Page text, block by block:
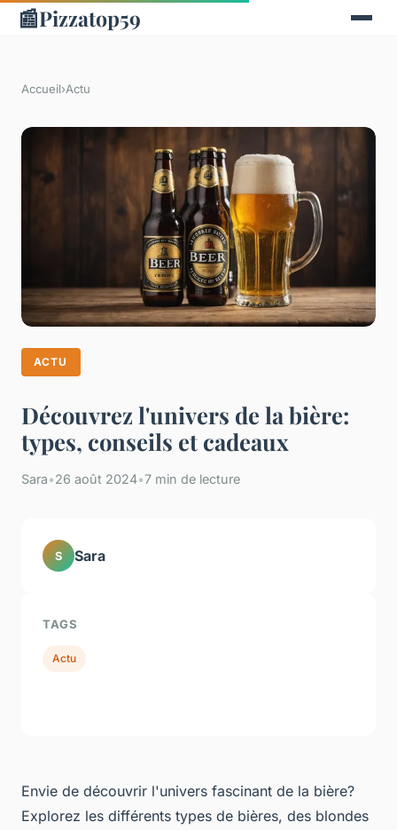
📰Pizzatop59
Accueil›Actu
ACTU
Découvrez l'univers de la bière:
types, conseils et cadeaux
Sara•26 août 2024•7 min de lecture
Envie de découvrir l'univers fascinant de la bière?
Explorez les différents types de bières, des blondes
S Sara
TAGS
Actu